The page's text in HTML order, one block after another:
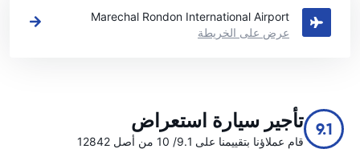
Marechal Rondon International Airport
عرض على الخريطة
9.1 تأجير سيارة استعراض
قام عملاؤنا بتقييمنا على 9.1/ 10 من أصل 12842